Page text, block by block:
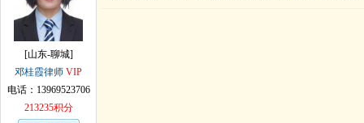
孙术校律师对在保定上班两年了，一
[山东-聊城]
邓桂霞律师 VIP
电话：13969523706
213235积分